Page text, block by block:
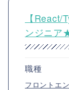
【
ンジニア
職種
フロントエ